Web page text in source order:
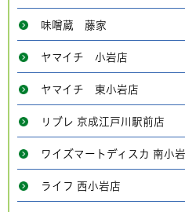
味噌蔵 藤家
ヤマイチ 小岩店
ヤマイチ 東小岩店
リブレ 京成江戸川駅前店
ワイズマートディスカ 南小
ライフ 西小岩店